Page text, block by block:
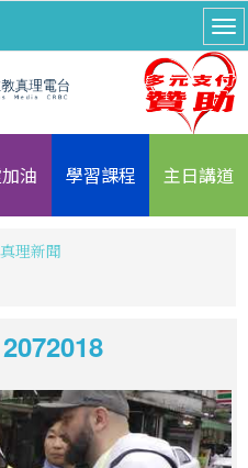
油 學習課程 主日講道
真理新聞